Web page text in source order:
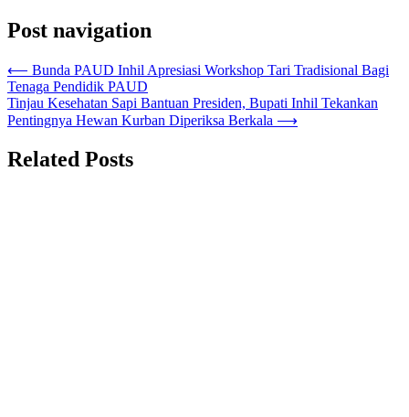
Post navigation
⟵ Bunda PAUD Inhil Apresiasi Workshop Tari Tradisional Bagi
Tenaga Pendidik PAUD
Tinjau Kesehatan Sapi Bantuan Presiden, Bupati Inhil Tekankan
Pentingnya Hewan Kurban Diperiksa Berkala ⟶
Related Posts